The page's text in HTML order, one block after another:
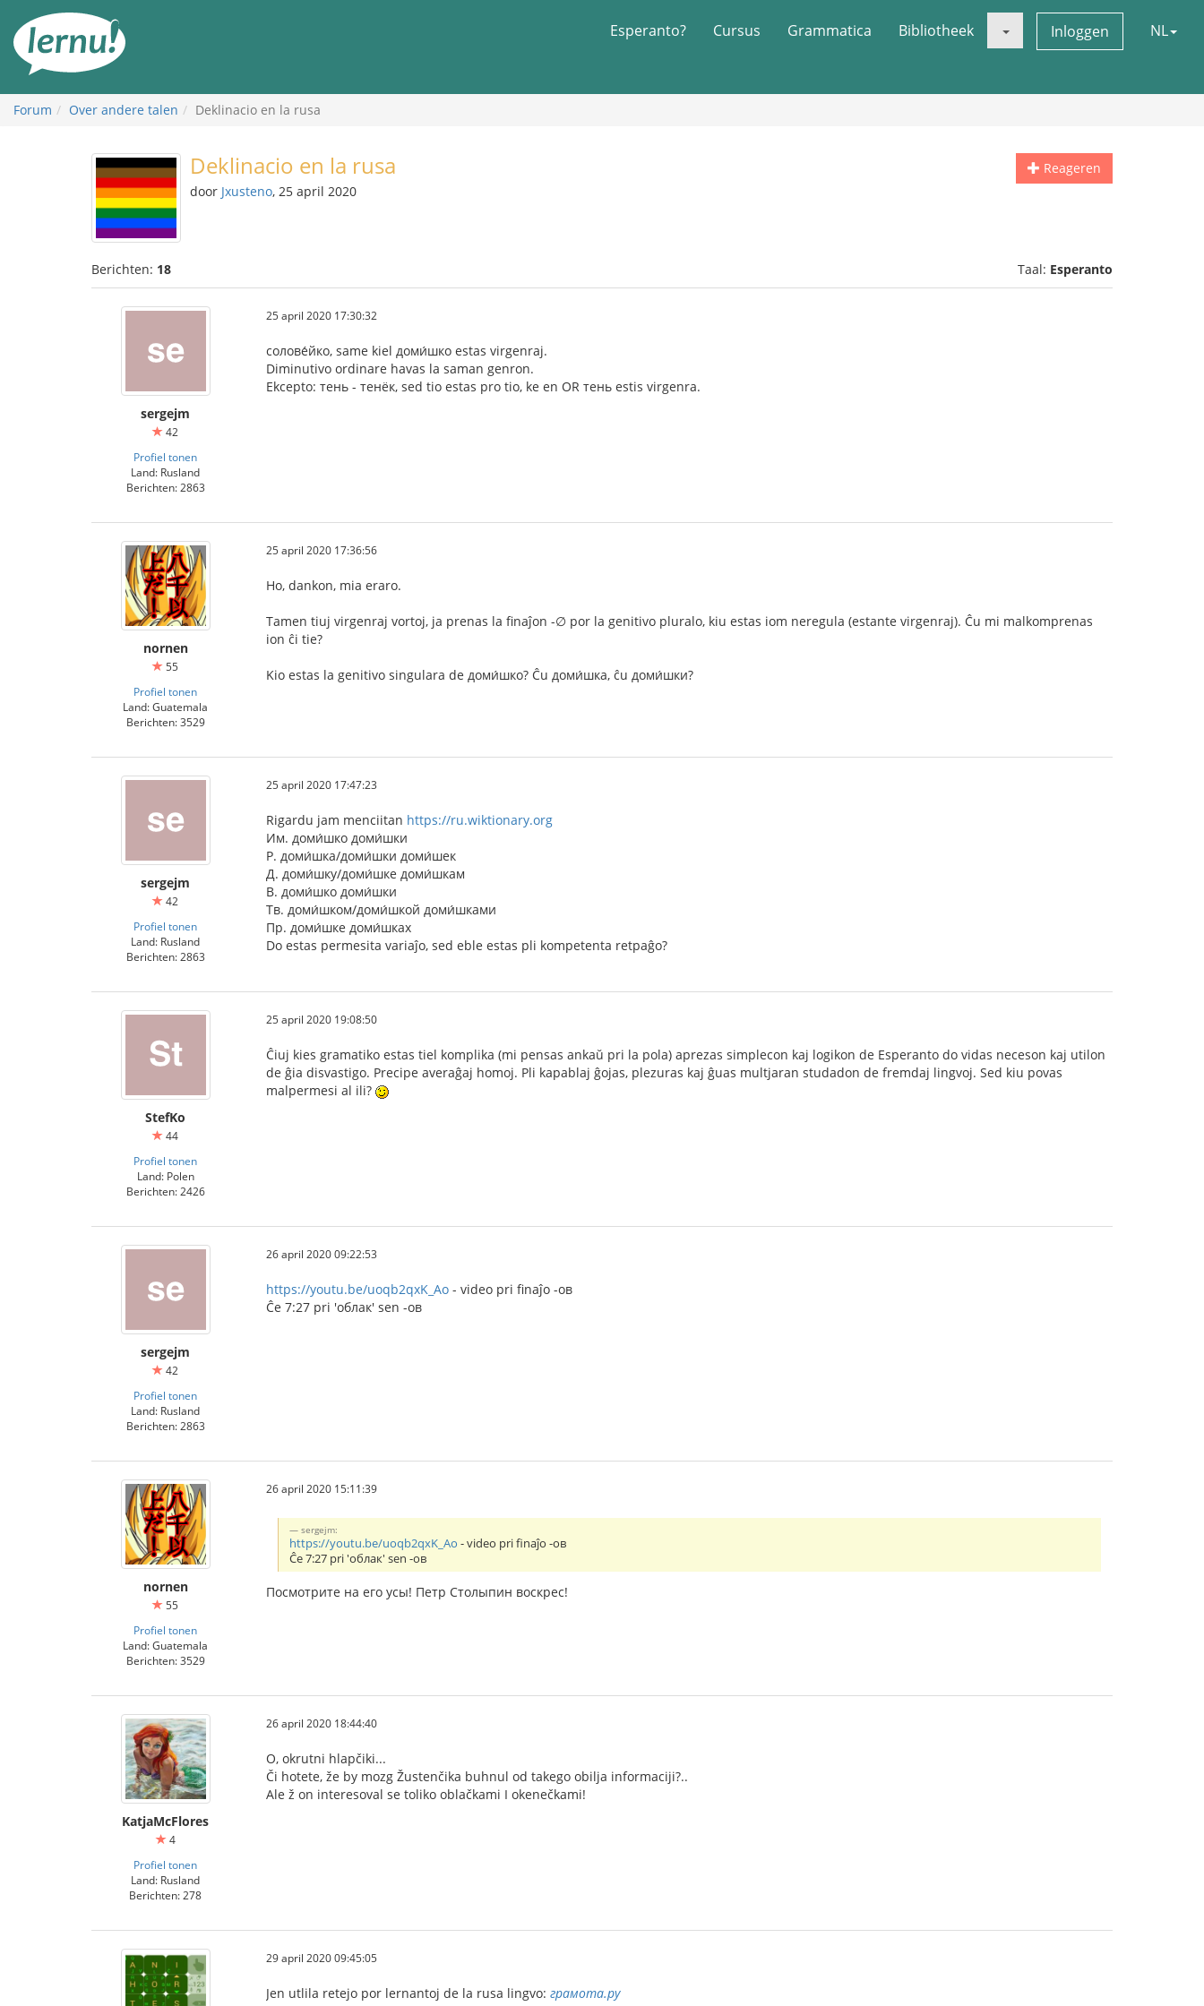
inhoud
Esperanto? Cursus Grammatica Bibliotheek Inloggen NL
Forum Over andere talen Deklinacio en la rusa
Reageren
Deklinacio en la rusa
door Jxusteno, 25 april 2020
Berichten: 18 Taal: Esperanto
sergejm
42
Profiel tonen
Land: Rusland
Berichten: 2863
25 april 2020 17:30:32
солове́йко, same kiel доми́шко estas virgenraj.
Diminutivo ordinare havas la saman genron.
Ekcepto: тень - тенёк, sed tio estas pro tio, ke en OR тень estis virgenra.
nornen
55
Profiel tonen
Land: Guatemala
Berichten: 3529
25 april 2020 17:36:56
Ho, dankon, mia eraro.
Tamen tiuj virgenraj vortoj, ja prenas la finaĵon -∅ por la genitivo pluralo, kiu estas iom neregula (estante virgenraj). Ĉu mi malkomprenas
ion ĉi tie?
Kio estas la genitivo singulara de доми́шко? Ĉu доми́шка, ĉu доми́шки?
sergejm
42
Profiel tonen
Land: Rusland
Berichten: 2863
25 april 2020 17:47:23
Rigardu jam menciitan https://ru.wiktionary.org
Им. доми́шко доми́шки
Р. доми́шка/доми́шки доми́шек
Д. доми́шку/доми́шке доми́шкам
В. доми́шко доми́шки
Тв. доми́шком/доми́шкой доми́шками
Пр. доми́шке доми́шках
Do estas permesita variaĵo, sed eble estas pli kompetenta retpaĝo?
StefKo
44
Profiel tonen
Land: Polen
Berichten: 2426
25 april 2020 19:08:50
Ĉiuj kies gramatiko estas tiel komplika (mi pensas ankaŭ pri la pola) aprezas simplecon kaj logikon de Esperanto do vidas neceson kaj utilon
de ĝia disvastigo. Precipe averaĝaj homoj. Pli kapablaj ĝojas, plezuras kaj ĝuas multjaran studadon de fremdaj lingvoj. Sed kiu povas
malpermesi al ili?
sergejm
42
Profiel tonen
Land: Rusland
Berichten: 2863
26 april 2020 09:22:53
https://youtu.be/uoqb2qxK_Ao - video pri finaĵo -ов
Ĉe 7:27 pri 'облак' sen -ов
nornen
55
Profiel tonen
Land: Guatemala
Berichten: 3529
26 april 2020 15:11:39
sergejm:
https://youtu.be/uoqb2qxK_Ao - video pri finaĵo -ов
Ĉe 7:27 pri 'облак' sen -ов
Посмотрите на его усы! Петр Столыпин воскрес!
KatjaMcFlores
4
Profiel tonen
Land: Rusland
Berichten: 278
26 april 2020 18:44:40
O, okrutni hlapčiki...
Či hotete, že by mozg Žustenčika buhnul od takego obilja informaciji?..
Ale ž on interesoval se toliko oblačkami I okenečkami!
29 april 2020 09:45:05
Jen utlila retejo por lernantoj de la rusa lingvo: грамота.ру